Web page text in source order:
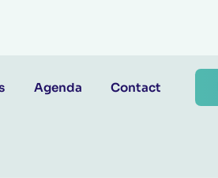
Agenda Contact